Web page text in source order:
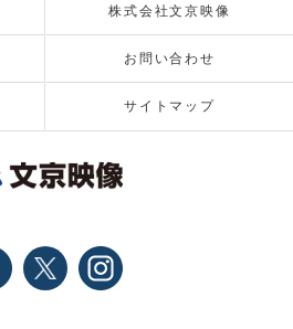
株式会社文京映像
お問い合わせ
サイトマップ